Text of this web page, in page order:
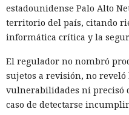
estadounidense Palo Alto
territorio del país, citando
informática crítica y la
El regulador no nombró
sujetos a revisión, no
vulnerabilidades ni precisó
caso de detectarse